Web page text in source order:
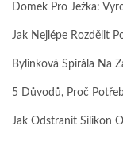
Domek Pro Ježka:
Jak Nejlépe Rozdělit
Bylinková Spirála Na
5 Důvodů, Proč
Jak Odstranit Silikon